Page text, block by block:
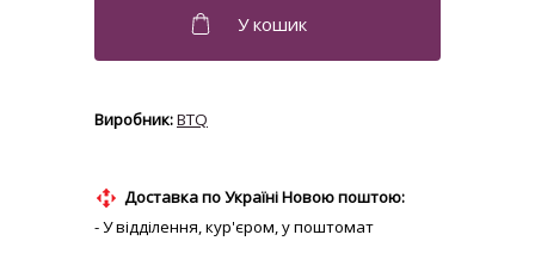
BTQ
Доставка по Україні Новою поштою:
- У відділення, кур'єром, у поштомат